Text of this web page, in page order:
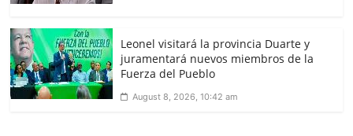
Leonel visitará la provincia Duarte y
juramentará nuevos miembros de la
Fuerza del Pueblo
August 8, 2026, 10:42 am